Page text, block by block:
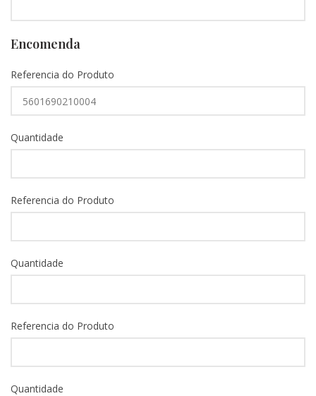
Encomenda
Referencia do Produto
Quantidade
Referencia do Produto
Quantidade
Referencia do Produto
Quantidade